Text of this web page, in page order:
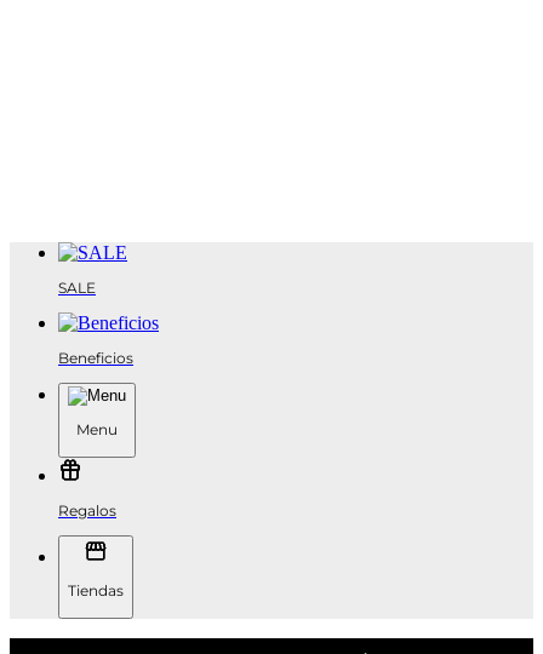
SALE
Beneficios
Menu
Regalos
Tiendas